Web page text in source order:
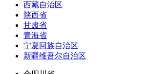
西藏自治区
陕西省
甘肃省
青海省
宁夏回族自治区
新疆维吾尔自治区